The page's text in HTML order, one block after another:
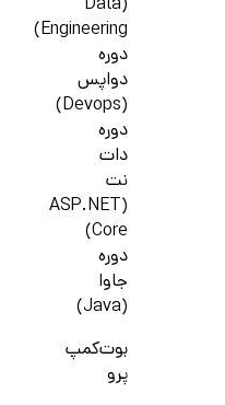
(Data
Engineering)
دوره
دواپس
(Devops)
دوره
دات
نت
(ASP.NET
Core)
دوره
جاوا
(Java)
بوت‌کمپ
پرو